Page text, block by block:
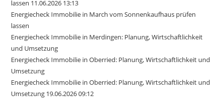
lassen 11.06.2026 13:13
Energiecheck Immobilie in March vom Sonnenkaufhaus prüfen
lassen
Energiecheck Immobilie in Merdingen: Planung, Wirtschaftlichkeit
und Umsetzung
Energiecheck Immobilie in Oberried: Planung, Wirtschaftlichkeit und
Umsetzung
Energiecheck Immobilie in Oberried: Planung, Wirtschaftlichkeit und
Umsetzung 19.06.2026 09:12